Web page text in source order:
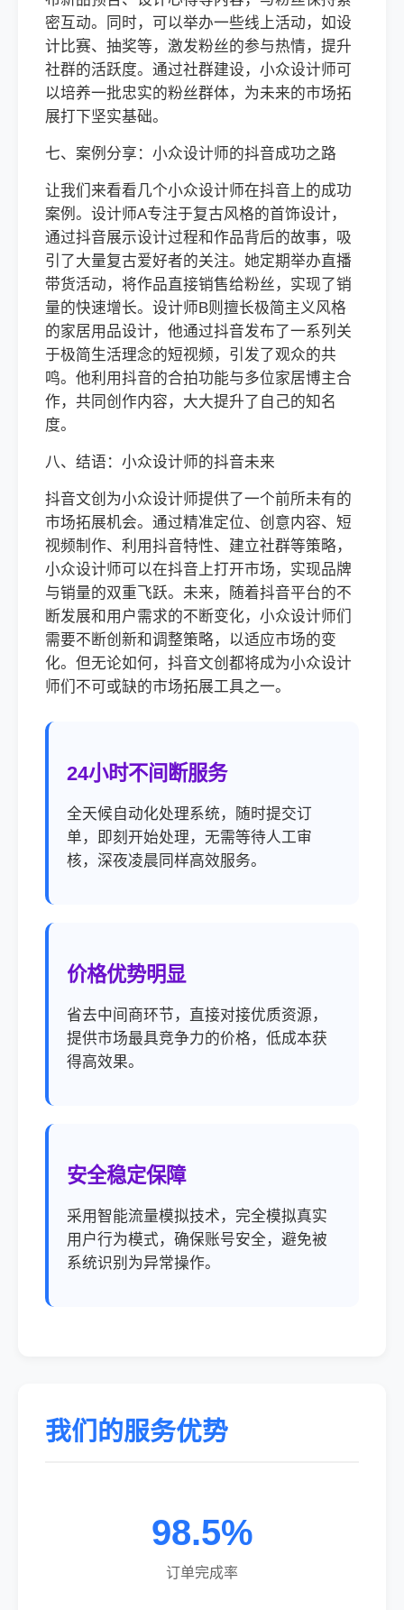
密互动。同时，可以举办一些线上活动，如设
计比赛、抽奖等，激发粉丝的参与热情，提升
社群的活跃度。通过社群建设，小众设计师可
以培养一批忠实的粉丝群体，为未来的市场拓
展打下坚实基础。
七、案例分享：小众设计师的抖音成功之路
让我们来看看几个小众设计师在抖音上的成功
案例。设计师A专注于复古风格的首饰设计，
通过抖音展示设计过程和作品背后的故事，吸
引了大量复古爱好者的关注。她定期举办直播
带货活动，将作品直接销售给粉丝，实现了销
量的快速增长。设计师B则擅长极简主义风格
的家居用品设计，他通过抖音发布了一系列关
于极简生活理念的短视频，引发了观众的共
鸣。他利用抖音的合拍功能与多位家居博主合
作，共同创作内容，大大提升了自己的知名
度。
八、结语：小众设计师的抖音未来
抖音文创为小众设计师提供了一个前所未有的
市场拓展机会。通过精准定位、创意内容、短
视频制作、利用抖音特性、建立社群等策略，
小众设计师可以在抖音上打开市场，实现品牌
与销量的双重飞跃。未来，随着抖音平台的不
断发展和用户需求的不断变化，小众设计师们
需要不断创新和调整策略，以适应市场的变
化。但无论如何，抖音文创都将成为小众设计
师们不可或缺的市场拓展工具之一。
24小时不间断服务
全天候自动化处理系统，随时提交订
单，即刻开始处理，无需等待人工审
核，深夜凌晨同样高效服务。
价格优势明显
省去中间商环节，直接对接优质资源，
提供市场最具竞争力的价格，低成本获
得高效果。
安全稳定保障
采用智能流量模拟技术，完全模拟真实
用户行为模式，确保账号安全，避免被
系统识别为异常操作。
我们的服务优势
98.5%
订单完成率